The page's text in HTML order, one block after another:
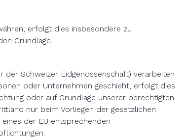
erfolgt dies insbesondere zu
Grundlage.
der Schweizer Eidgenossenschaft) verarbeiten
oder Unternehmen geschieht, erfolgt dies
oder auf Grundlage unserer berechtigten
nur beim Vorliegen der gesetzlichen
der EU entsprechenden